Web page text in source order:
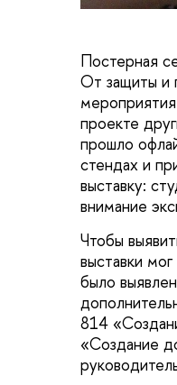
Постерная
От защиты и
проекте
прошло
стендах и
выставку:
внимание
Чтобы
выставки
было
814
«Создание